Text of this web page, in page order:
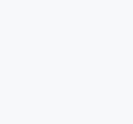
)
下古川稲森②）を追加しま
物件です。